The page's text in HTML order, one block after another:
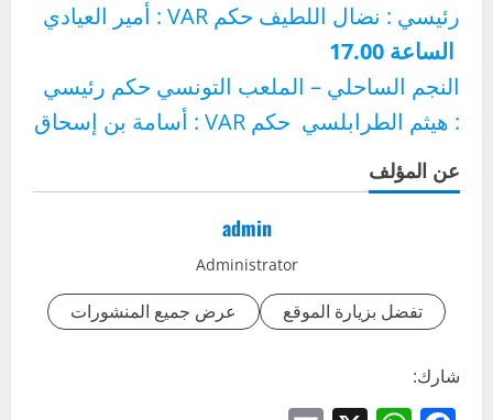
رئيسي : نضال اللطيف حكم VAR : أمير العيادي
الساعة 17.00
النجم الساحلي – الملعب التونسي حكم رئيسي
: هيثم الطرابلسي حكم VAR : أسامة بن إسحاق
عن المؤلف
admin
Administrator
تفضل بزيارة الموقع عرض جميع المنشورات
شارك: